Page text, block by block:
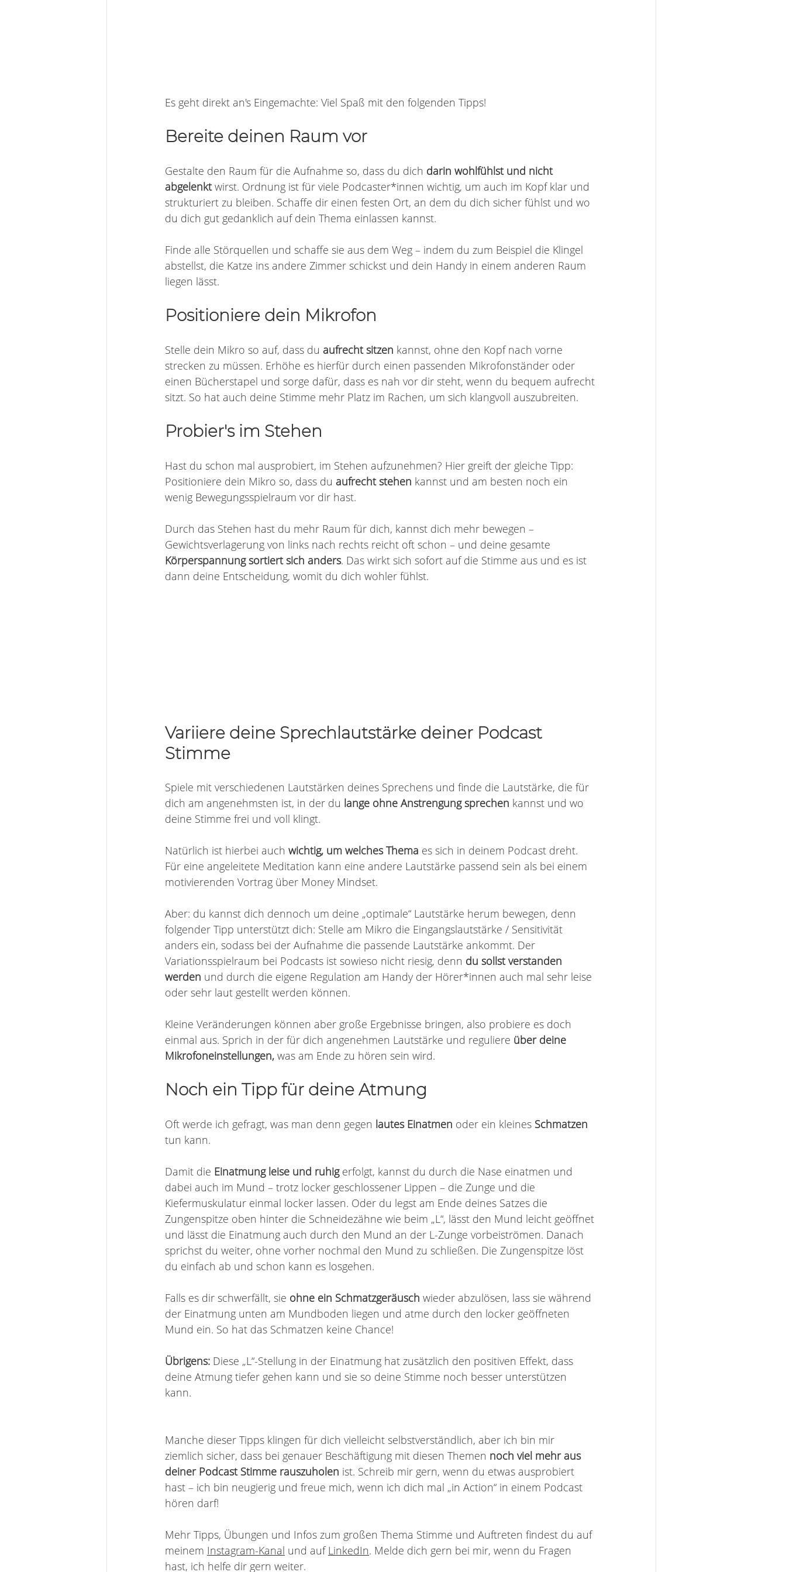
Es geht direkt an's Eingemachte: Viel Spaß mit den folgenden Tipps!
Bereite deinen Raum vor
Gestalte den Raum für die Aufnahme so, dass du dich darin wohlfühlst und nicht
abgelenkt wirst. Ordnung ist für viele Podcaster*innen wichtig, um auch im Kopf klar und
strukturiert zu bleiben. Schaffe dir einen festen Ort, an dem du dich sicher fühlst und wo
du dich gut gedanklich auf dein Thema einlassen kannst.
Finde alle Störquellen und schaffe sie aus dem Weg – indem du zum Beispiel die Klingel
abstellst, die Katze ins andere Zimmer schickst und dein Handy in einem anderen Raum
liegen lässt.
Positioniere dein Mikrofon
Stelle dein Mikro so auf, dass du aufrecht sitzen kannst, ohne den Kopf nach vorne
strecken zu müssen. Erhöhe es hierfür durch einen passenden Mikrofonständer oder
einen Bücherstapel und sorge dafür, dass es nah vor dir steht, wenn du bequem aufrecht
sitzt. So hat auch deine Stimme mehr Platz im Rachen, um sich klangvoll auszubreiten.
Probier's im Stehen
Hast du schon mal ausprobiert, im Stehen aufzunehmen? Hier greift der gleiche Tipp:
Positioniere dein Mikro so, dass du aufrecht stehen kannst und am besten noch ein
wenig Bewegungsspielraum vor dir hast.
Durch das Stehen hast du mehr Raum für dich, kannst dich mehr bewegen –
Gewichtsverlagerung von links nach rechts reicht oft schon – und deine gesamte
Körperspannung sortiert sich anders. Das wirkt sich sofort auf die Stimme aus und es ist
dann deine Entscheidung, womit du dich wohler fühlst.
Variiere deine Sprechlautstärke deiner Podcast
Stimme
Spiele mit verschiedenen Lautstärken deines Sprechens und finde die Lautstärke, die für
dich am angenehmsten ist, in der du lange ohne Anstrengung sprechen kannst und wo
deine Stimme frei und voll klingt.
Natürlich ist hierbei auch wichtig, um welches Thema es sich in deinem Podcast dreht.
Für eine angeleitete Meditation kann eine andere Lautstärke passend sein als bei einem
motivierenden Vortrag über Money Mindset.
Aber: du kannst dich dennoch um deine „optimale“ Lautstärke herum bewegen, denn
folgender Tipp unterstützt dich: Stelle am Mikro die Eingangslautstärke / Sensitivität
anders ein, sodass bei der Aufnahme die passende Lautstärke ankommt. Der
Variationsspielraum bei Podcasts ist sowieso nicht riesig, denn du sollst verstanden
werden und durch die eigene Regulation am Handy der Hörer*innen auch mal sehr leise
oder sehr laut gestellt werden können.
Kleine Veränderungen können aber große Ergebnisse bringen, also probiere es doch
einmal aus. Sprich in der für dich angenehmen Lautstärke und reguliere über deine
Mikrofoneinstellungen, was am Ende zu hören sein wird.
Noch ein Tipp für deine Atmung
Oft werde ich gefragt, was man denn gegen lautes Einatmen oder ein kleines Schmatzen
tun kann.
Damit die Einatmung leise und ruhig erfolgt, kannst du durch die Nase einatmen und
dabei auch im Mund – trotz locker geschlossener Lippen – die Zunge und die
Kiefermuskulatur einmal locker lassen. Oder du legst am Ende deines Satzes die
Zungenspitze oben hinter die Schneidezähne wie beim „L“, lässt den Mund leicht geöffnet
und lässt die Einatmung auch durch den Mund an der L-Zunge vorbeiströmen. Danach
sprichst du weiter, ohne vorher nochmal den Mund zu schließen. Die Zungenspitze löst
du einfach ab und schon kann es losgehen.
Falls es dir schwerfällt, sie ohne ein Schmatzgeräusch wieder abzulösen, lass sie während
der Einatmung unten am Mundboden liegen und atme durch den locker geöffneten
Mund ein. So hat das Schmatzen keine Chance!
Übrigens: Diese „L“-Stellung in der Einatmung hat zusätzlich den positiven Effekt, dass
deine Atmung tiefer gehen kann und sie so deine Stimme noch besser unterstützen
kann.
Manche dieser Tipps klingen für dich vielleicht selbstverständlich, aber ich bin mir
ziemlich sicher, dass bei genauer Beschäftigung mit diesen Themen noch viel mehr aus
deiner Podcast Stimme rauszuholen ist. Schreib mir gern, wenn du etwas ausprobiert
hast – ich bin neugierig und freue mich, wenn ich dich mal „in Action“ in einem Podcast
hören darf!
Mehr Tipps, Übungen und Infos zum großen Thema Stimme und Auftreten findest du auf
meinem Instagram-Kanal und auf LinkedIn. Melde dich gern bei mir, wenn du Fragen
hast, ich helfe dir gern weiter.